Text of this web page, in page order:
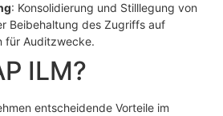
: Konsolidierung und Stilllegung von
Beibehaltung des Zugriffs auf
für Auditzwecke.
ILM?
entscheidende Vorteile im